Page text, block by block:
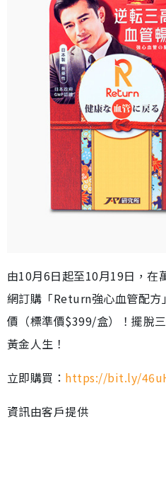
由10月6日起至10月19日，在
網訂購「Return強心血管配
價（標準價$399/盒）！擺脫
黃金人生！
立即購買： https://bit.ly/
資訊由客戶提供